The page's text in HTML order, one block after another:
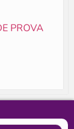
PROVA